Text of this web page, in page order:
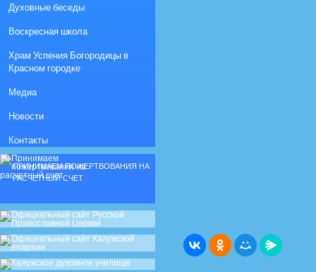
Духовные беседы
Воскресная школа
Храм Успения Богородицы в
Красном городке
Медиа
Новости
Контакты
ПРИНИМАЕМ ПОЖЕРТВОВАНИЯ НА
РАСЧЕТНЫЙ СЧЕТ